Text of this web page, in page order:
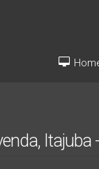
Itajuba